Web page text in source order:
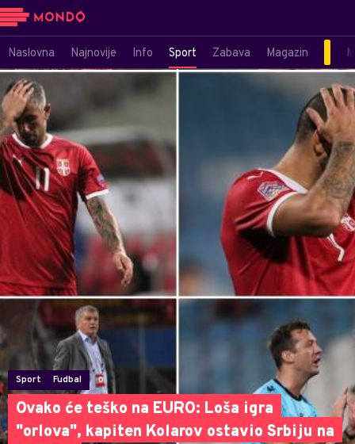
Naslovna Najnovije Info Sport Zabava Magazin
Sport Fudbal 0
Ovako će teško na EURO: Loša igra
"orlova", kapiten Kolarov ostavio Srbiju na